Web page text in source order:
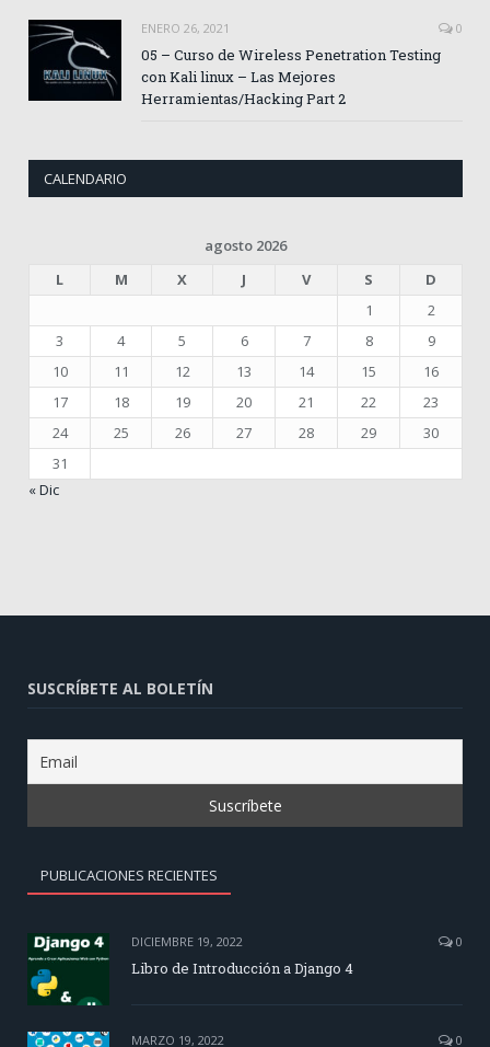
ENERO 26, 2021 0
05 – Curso de Wireless Penetration Testing
con Kali linux – Las Mejores
Herramientas/Hacking Part 2
CALENDARIO
agosto 2026
L
M X J V S
D
1
2
3
4 5 6 7 8
9
10
11 12 13 14 15
16
17
18 19 20 21 22
23
24
25 26 27 28 29
30
31
« Dic
SUSCRÍBETE AL BOLETÍN
PUBLICACIONES RECIENTES
DICIEMBRE 19, 2022 0
Libro de Introducción a Django 4
MARZO 19, 2022 0